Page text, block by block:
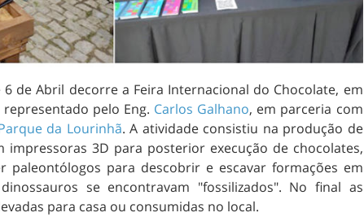
6 de Abril decorre a Feira Internacional do Chocolate, em
pelo Eng. Carlos Galhano, em parceria com
da Lourinhã. A atividade consistiu na produção de
impressoras 3D para posterior execução de chocolates,
paleontólogos para descobrir e escavar formações em
se encontravam "fossilizados". No final as
para casa ou consumidas no local.